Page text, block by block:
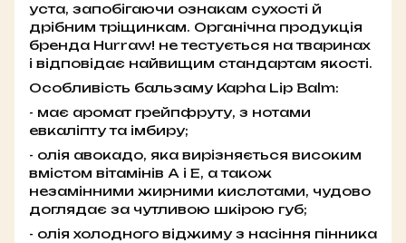
уста, запобігаючи ознакам сухості й
дрібним тріщинкам. Органічна продукція
бренда Hurraw! не тестується на тваринах
і відповідає найвищим стандартам якості.
Особливість бальзаму Kapha Lip Balm:
- має аромат грейпфруту, з нотами
евкаліпту та імбиру;
- олія авокадо, яка вирізняється високим
вмістом вітамінів А і Е, а також
незамінними жирними кислотами, чудово
доглядає за чутливою шкірою губ;
- олія холодного віджиму з насіння пінника